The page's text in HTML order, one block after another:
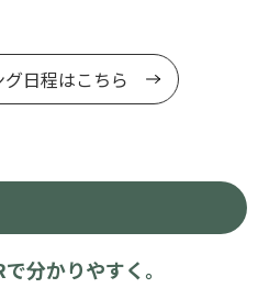
日程はこちら
分かりやすく。